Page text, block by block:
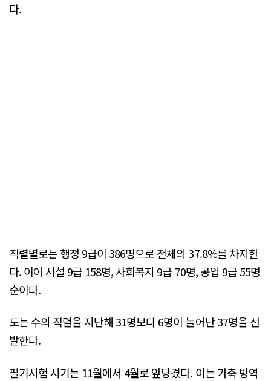
다.
직렬별로는 행정 9급이 386명으로 전체의 37.8%를 차지한
다. 이어 시설 9급 158명, 사회복지 9급 70명, 공업 9급 55명
순이다.
도는 수의 직렬을 지난해 31명보다 6명이 늘어난 37명을 선
발한다.
필기시험 시기는 11월에서 4월로 앞당겼다. 이는 가축 방역